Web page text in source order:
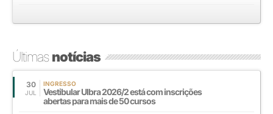
Últimasnotícias
30
JUL
INGRESSO
Vestibular Ulbra 2026/2 está com inscrições
abertas para mais de 50 cursos